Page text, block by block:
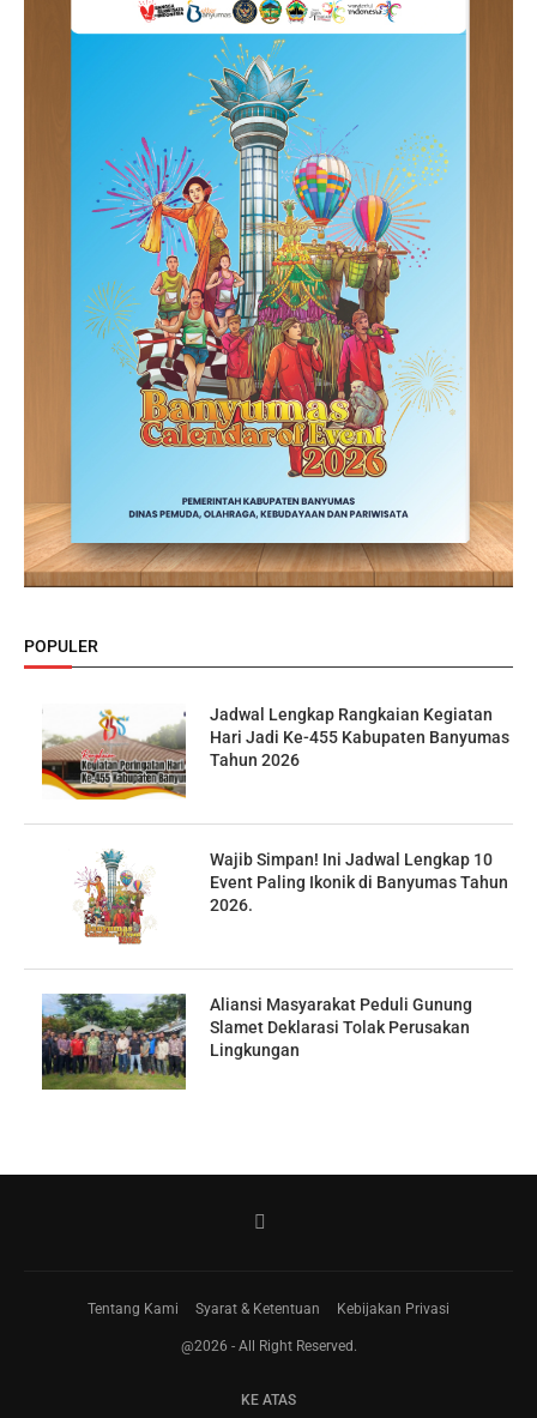
POPULER
Jadwal Lengkap Rangkaian Kegiatan
Hari Jadi Ke-455 Kabupaten Banyumas
Tahun 2026
Wajib Simpan! Ini Jadwal Lengkap 10
Event Paling Ikonik di Banyumas Tahun
2026.
Aliansi Masyarakat Peduli Gunung
Slamet Deklarasi Tolak Perusakan
Lingkungan
Tentang Kami Syarat & Ketentuan Kebijakan Privasi
@2026 - All Right Reserved.
KE ATAS